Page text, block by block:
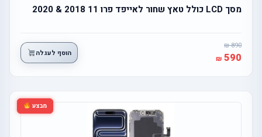
מסך LCD כולל טאץ שחור לאייפד פרו 11 2018 & 2020
890
590 הוסף לעגלה
מבצע